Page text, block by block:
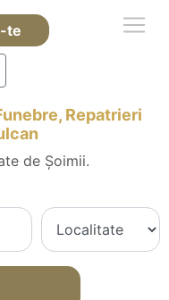
te
Repatrieri
de Șoimii.